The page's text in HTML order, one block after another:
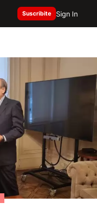
Suscribite Sign In